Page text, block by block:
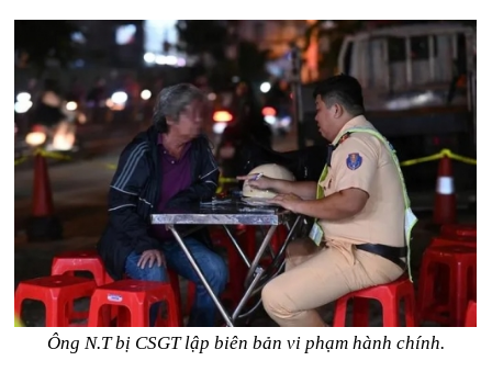
Ông N.T bị CSGT lập biên bản vi phạm hành chính.